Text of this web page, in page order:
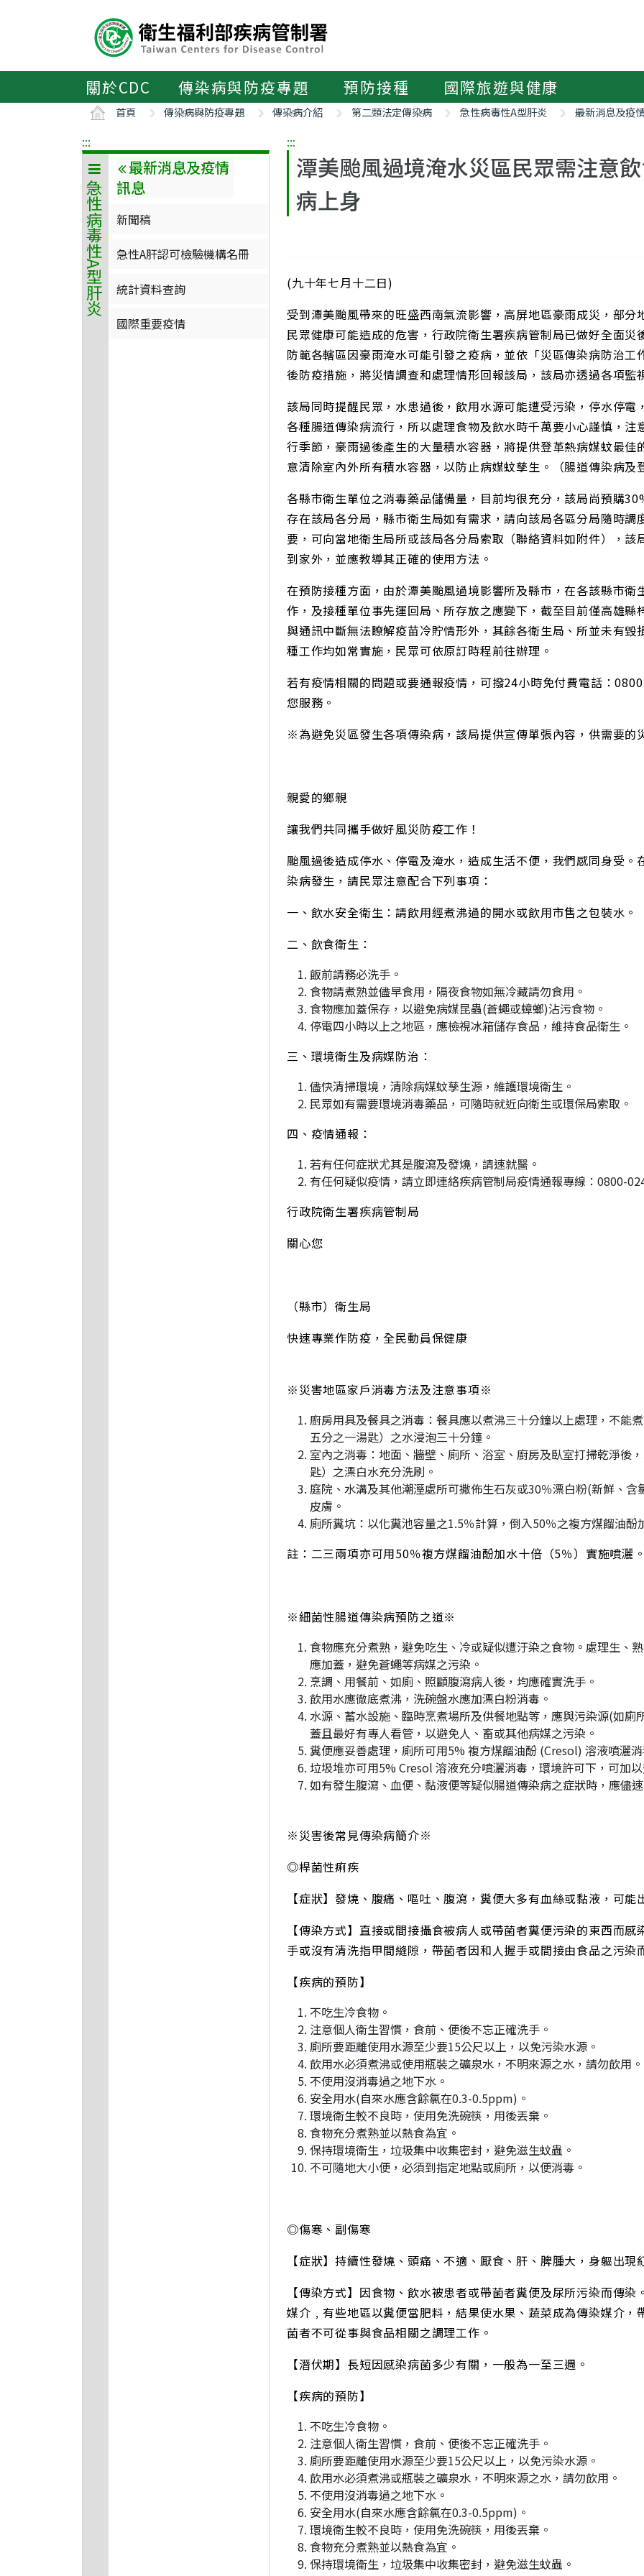
區
關於CDC 傳染病與防疫專題 預防接種 國際旅遊與健康
首頁 傳染病與防疫專題 傳染病介紹 第二類法定傳染病 急性病毒性A型肝炎 最新消息及疫
:::
急性病毒性A型肝炎
最新消息及疫情
訊息
新聞稿
急性A肝認可檢驗機構名冊
統計資料查詢
國際重要疫情
:::
潭美颱風過境淹水災區民眾需注意
病上身
(九十年七月十二日)
受到潭美颱風帶來的旺盛西南氣流影響，高屏地區豪雨成災，部
民眾健康可能造成的危害，行政院衛生署疾病管制局已做好全面
防範各轄區因豪雨淹水可能引發之疫病，並依「災區傳染病防治
後防疫措施，將災情調查和處理情形回報該局，該局亦透過各項監
該局同時提醒民眾，水患過後，飲用水源可能遭受污染，停水停
各種腸道傳染病流行，所以處理食物及飲水時千萬要小心謹慎，
行季節，豪雨過後產生的大量積水容器，將提供登革熱病媒蚊最
意清除室內外所有積水容器，以防止病媒蚊孳生。（腸道傳染病及
各縣市衛生單位之消毒藥品儲備量，目前均很充分，該局尚預購
存在該局各分局，縣市衛生局如有需求，請向該局各區分局隨時
要，可向當地衛生局所或該局各分局索取（聯絡資料如附件），
到家外，並應教導其正確的使用方法。
在預防接種方面，由於潭美颱風過境影響所及縣市，在各該縣市
作，及接種單位事先運回局、所存放之應變下，截至目前僅高雄
與通訊中斷無法瞭解疫苗冷貯情形外，其餘各衛生局、所並未有
種工作均如常實施，民眾可依原訂時程前往辦理。
若有疫情相關的問題或要通報疫情，可撥24小時免付費電話：
您服務。
※為避免災區發生各項傳染病，該局提供宣傳單張內容，供需要的
親愛的鄉親
讓我們共同攜手做好風災防疫工作！
颱風過後造成停水、停電及淹水，造成生活不便，我們感同身受
染病發生，請民眾注意配合下列事項：
一、飲水安全衛生：請飲用經煮沸過的開水或飲用市售之包裝水。
二、飲食衛生：
飯前請務必洗手。
食物請煮熟並儘早食用，隔夜食物如無冷藏請勿食用。
食物應加蓋保存，以避免病媒昆蟲(蒼蠅或蟑螂)沾污食物。
停電四小時以上之地區，應檢視冰箱儲存食品，維持食品衛生。
三、環境衛生及病媒防治：
儘快清掃環境，清除病媒蚊孳生源，維護環境衛生。
民眾如有需要環境消毒藥品，可隨時就近向衛生或環保局索取。
四、疫情通報：
若有任何症狀尤其是腹瀉及發燒，請速就醫。
有任何疑似疫情，請立即連絡疾病管制局疫情通報專線：0800-
行政院衛生署疾病管制局
關心您
（縣市）衛生局
快速專業作防疫，全民動員保健康
※災害地區家戶消毒方法及注意事項※
廚房用具及餐具之消毒：餐具應以煮沸三十分鐘以上處理，不能
五分之一湯匙）之水浸泡三十分鐘。
室內之消毒：地面、牆壁、廁所、浴室、廚房及臥室打掃乾淨後
匙）之漂白水充分洗刷。
庭院、水溝及其他潮溼處所可撒佈生石灰或30％漂白粉(新鮮、
皮膚。
廁所糞坑：以化糞池容量之1.5％計算，倒入50％之複方煤餾油酚
註：二三兩項亦可用50％複方煤餾油酚加水十倍（5％）實施噴灑
※細菌性腸道傳染病預防之道※
食物應充分煮熟，避免吃生、冷或疑似遭汙染之食物。處理生、
應加蓋，避免蒼蠅等病媒之污染。
烹調、用餐前、如廁、照顧腹瀉病人後，均應確實洗手。
飲用水應徹底煮沸，洗碗盤水應加漂白粉消毒。
水源、蓄水設施、臨時烹煮場所及供餐地點等，應與污染源(如
蓋且最好有專人看管，以避免人、畜或其他病媒之污染。
糞便應妥善處理，廁所可用5% 複方煤餾油酚 (Cresol) 溶液噴灑
垃圾堆亦可用5% Cresol 溶液充分噴灑消毒，環境許可下，可加
如有發生腹瀉、血便、黏液便等疑似腸道傳染病之症狀時，應儘
※災害後常見傳染病簡介※
◎桿菌性痢疾
【症狀】發燒、腹痛、嘔吐、腹瀉，糞便大多有血絲或黏液，可
【傳染方式】直接或間接攝食被病人或帶菌者糞便污染的東西而
手或沒有清洗指甲間縫隙，帶菌者因和人握手或間接由食品之污染
【疾病的預防】
不吃生冷食物。
注意個人衛生習慣，食前、便後不忘正確洗手。
廁所要距離使用水源至少要15公尺以上，以免污染水源。
飲用水必須煮沸或使用瓶裝之礦泉水，不明來源之水，請勿飲用。
不使用沒消毒過之地下水。
安全用水(自來水應含餘氯在0.3-0.5ppm)。
環境衛生較不良時，使用免洗碗筷，用後丟棄。
食物充分煮熟並以熱食為宜。
保持環境衛生，垃圾集中收集密封，避免滋生蚊蟲。
不可隨地大小便，必須到指定地點或廁所，以便消毒。
◎傷寒、副傷寒
【症狀】持續性發燒、頭痛、不適、厭食、肝、脾腫大，身軀出
【傳染方式】因食物、飲水被患者或帶菌者糞便及尿所污染而傳
媒介﹐有些地區以糞便當肥料，結果使水果、蔬菜成為傳染媒介
菌者不可從事與食品相關之調理工作。
【潛伏期】長短因感染病菌多少有關，一般為一至三週。
【疾病的預防】
不吃生冷食物。
注意個人衛生習慣，食前、便後不忘正確洗手。
廁所要距離使用水源至少要15公尺以上，以免污染水源。
飲用水必須煮沸或瓶裝之礦泉水，不明來源之水，請勿飲用。
不使用沒消毒過之地下水。
安全用水(自來水應含餘氯在0.3-0.5ppm)。
環境衛生較不良時，使用免洗碗筷，用後丟棄。
食物充分煮熟並以熱食為宜。
保持環境衛生，垃圾集中收集密封，避免滋生蚊蟲。